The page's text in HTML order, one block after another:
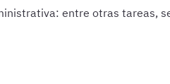
entre otras tareas,